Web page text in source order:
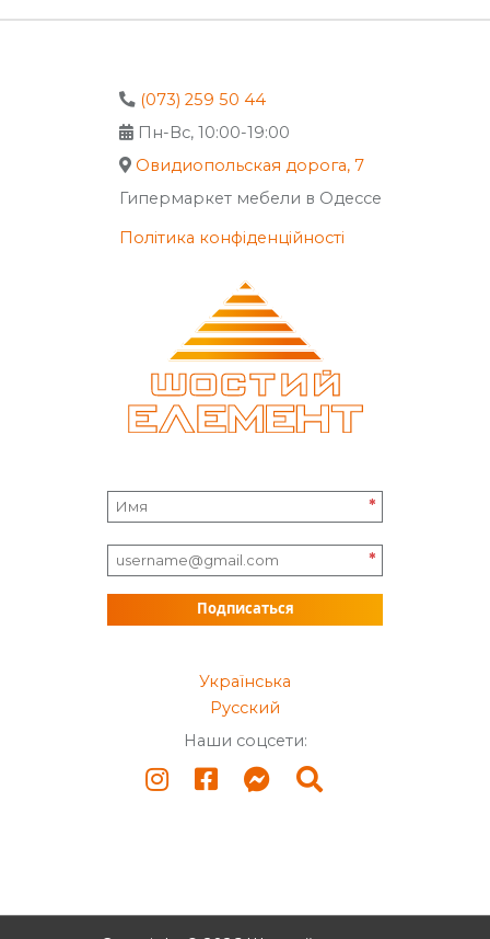
(073) 259 50 44
Пн-Вс, 10:00-19:00
Овидиопольская дорога, 7
Гипермаркет мебели в Одессе
Політика конфіденційності
*
*
Подписаться
Українська
Русский
Наши соцсети: